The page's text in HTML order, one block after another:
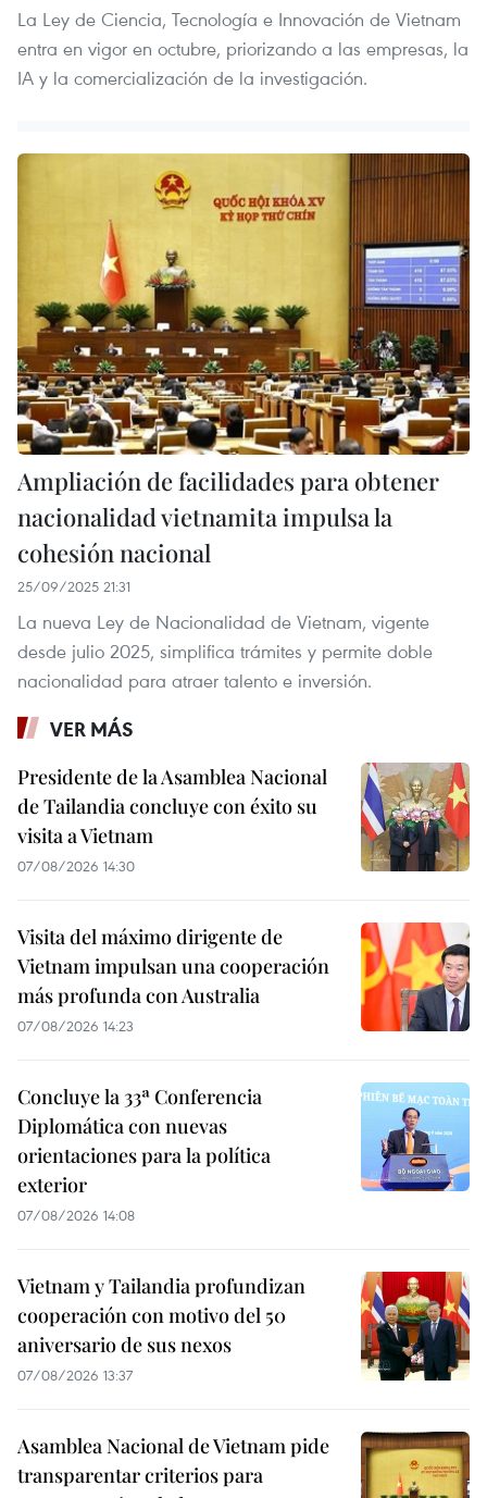
La Ley de Ciencia, Tecnología e Innovación de Vietnam
entra en vigor en octubre, priorizando a las empresas, la
IA y la comercialización de la investigación.
Ampliación de facilidades para obtener
nacionalidad vietnamita impulsa la
cohesión nacional
25/09/2025 21:31
La nueva Ley de Nacionalidad de Vietnam, vigente
desde julio 2025, simplifica trámites y permite doble
nacionalidad para atraer talento e inversión.
VER MÁS
Presidente de la Asamblea Nacional
de Tailandia concluye con éxito su
visita a Vietnam
07/08/2026 14:30
Visita del máximo dirigente de
Vietnam impulsan una cooperación
más profunda con Australia
07/08/2026 14:23
Concluye la 33ª Conferencia
Diplomática con nuevas
orientaciones para la política
exterior
07/08/2026 14:08
Vietnam y Tailandia profundizan
cooperación con motivo del 50
aniversario de sus nexos
07/08/2026 13:37
Asamblea Nacional de Vietnam pide
transparentar criterios para